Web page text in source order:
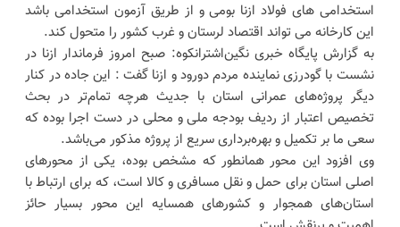
استخدامی های فولاد ازنا بومی و از طریق آزمون استخدامی باشد
این کارخانه می تواند اقتصاد لرستان و غرب کشور را متحول کند.
به گزارش پایگاه خبری نگین‌اشترانکوه: صبح امروز فرماندار ازنا در
نشست با گودرزی نماینده مردم دورود و ازنا گفت : این جاده در کنار
دیگر پروژه‌های عمرانی استان با جدیث هرچه تمام‌تر در بحث
تخصیص اعتبار از ردیف بودجه ملی و محلی در دست اجرا بوده که
سعی ما بر تکمیل و بهره‌برداری سریع از پروژه مذکور می‌باشد.
وی افزود این محور همانطور که مشخص بوده، یکی از محور‌های
اصلی استان برای حمل و نقل مسافری و کالا است، که برای ارتباط با
استان‌های همجوار و کشور‌های همسایه این محور بسیار حائز